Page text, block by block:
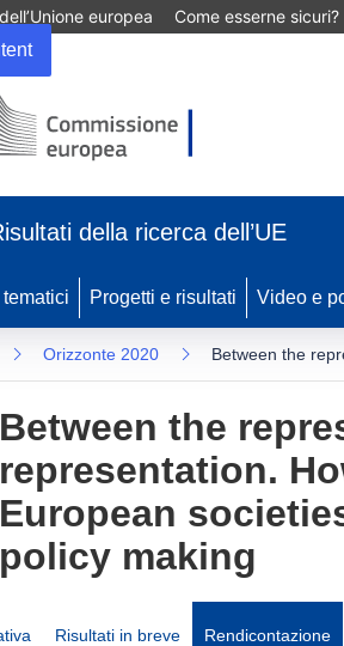
europea Come esserne sicuri?
della ricerca dell’UE
tematici Progetti e risultati Video e
Orizzonte 2020 Between the
Between the
representation.
European
policy making
Risultati in breve Rendicontazione